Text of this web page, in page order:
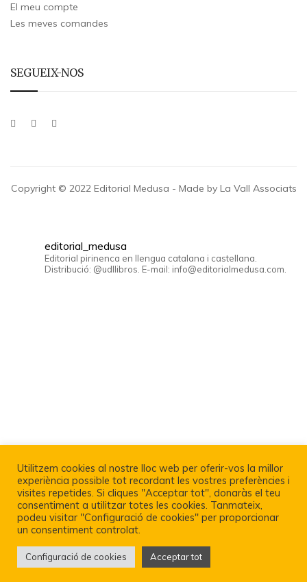
El meu compte
Les meves comandes
SEGUEIX-NOS
Copyright © 2022 Editorial Medusa - Made by La Vall Associats
editorial_medusa
Editorial pirinenca en llengua catalana i castellana.
Distribució: @udllibros. E-mail: info@editorialmedusa.com.
Política De Privacitat I Avís Legal
Utilitzem cookies al nostre lloc web per oferir-vos la millor
experiència possible tot recordant les vostres preferències i
visites repetides. Si cliques "Acceptar tot", donaràs el teu
consentiment a utilitzar totes les cookies. Tanmateix,
podeu visitar "Configuració de cookies" per proporcionar
un consentiment controlat.
Configuració de cookies Acceptar tot